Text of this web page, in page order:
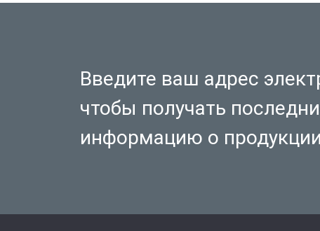
Введите ваш адрес
чтобы получать
информацию о продукции